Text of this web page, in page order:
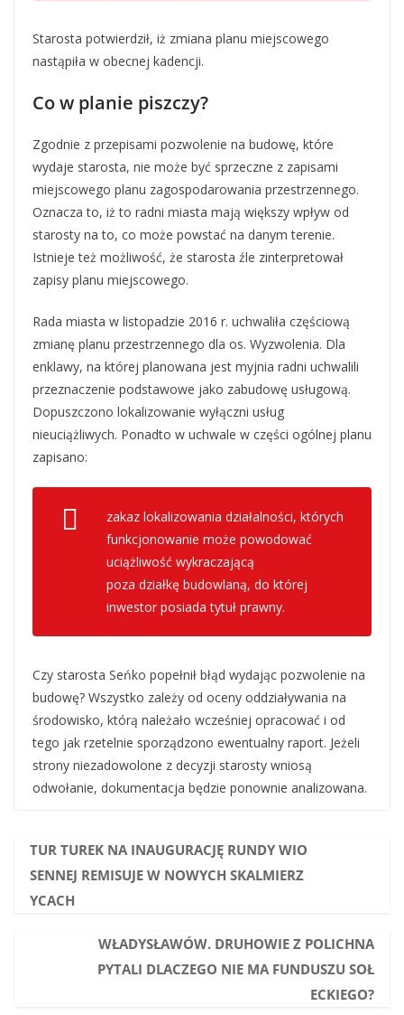
Starosta potwierdził, iż zmiana planu miejscowego
nastąpiła w obecnej kadencji.
Co w planie piszczy?
Zgodnie z przepisami pozwolenie na budowę, które
wydaje starosta, nie może być sprzeczne z zapisami
miejscowego planu zagospodarowania przestrzennego.
Oznacza to, iż to radni miasta mają większy wpływ od
starosty na to, co może powstać na danym terenie.
Istnieje też możliwość, że starosta źle zinterpretował
zapisy planu miejscowego.
Rada miasta w listopadzie 2016 r. uchwaliła częściową
zmianę planu przestrzennego dla os. Wyzwolenia. Dla
enklawy, na której planowana jest myjnia radni uchwalili
przeznaczenie podstawowe jako zabudowę usługową.
Dopuszczono lokalizowanie wyłączni usług
nieuciążliwych. Ponadto w uchwale w części ogólnej planu
zapisano:
zakaz lokalizowania działalności, których
funkcjonowanie może powodować
uciążliwość wykraczającą
poza działkę budowlaną, do której
inwestor posiada tytuł prawny.
Czy starosta Seńko popełnił błąd wydając pozwolenie na
budowę? Wszystko zależy od oceny oddziaływania na
środowisko, którą należało wcześniej opracować i od
tego jak rzetelnie sporządzono ewentualny raport. Jeżeli
strony niezadowolone z decyzji starosty wniosą
odwołanie, dokumentacja będzie ponownie analizowana.
TUR TUREK NA INAUGURACJĘ RUNDY WIO
SENNEJ REMISUJE W NOWYCH SKALMIERZ
YCACH
WŁADYSŁAWÓW. DRUHOWIE Z POLICHNA
PYTALI DLACZEGO NIE MA FUNDUSZU SOŁ
ECKIEGO?